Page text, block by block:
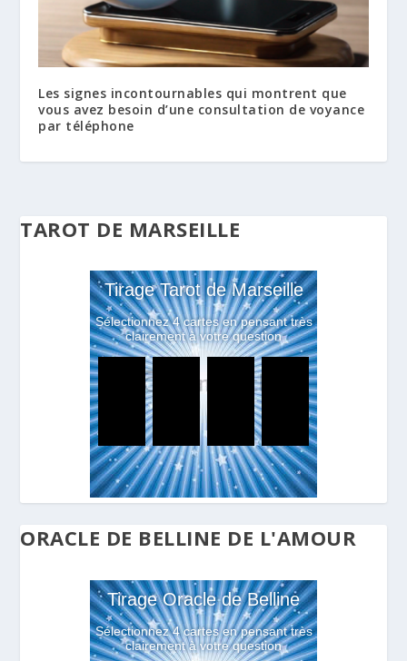
Les signes incontournables qui montrent que
vous avez besoin d’une consultation de voyance
par téléphone
TAROT DE MARSEILLE
ORACLE DE BELLINE DE L'AMOUR